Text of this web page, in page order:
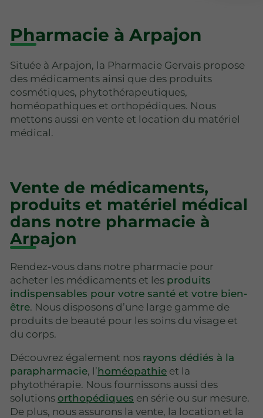
Pharmacie à Arpajon
Située à Arpajon, la Pharmacie Gervais propose
des médicaments ainsi que des produits
cosmétiques, phytothérapeutiques,
homéopathiques et orthopédiques. Nous
mettons aussi en vente et location du matériel
médical.
Vente de médicaments,
produits et matériel médical
dans notre pharmacie à
Arpajon
Rendez-vous dans notre pharmacie pour
acheter les médicaments et les produits
indispensables pour votre santé et votre bien-
être. Nous disposons d’une large gamme de
produits de beauté pour les soins du visage et
du corps.
Découvrez également nos rayons dédiés à la
parapharmacie, l’homéopathie et la
phytothérapie. Nous fournissons aussi des
solutions orthopédiques en série ou sur mesure.
De plus, nous assurons la vente, la location et la